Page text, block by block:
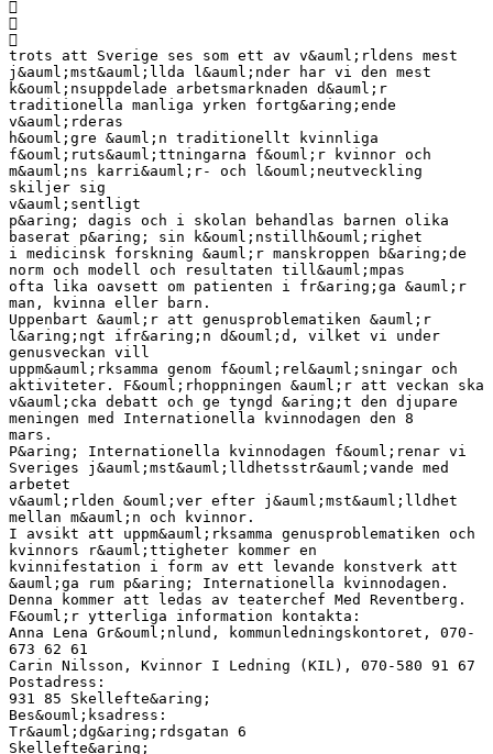



trots att Sverige ses som ett av v&auml;rldens mest
j&auml;mst&auml;llda l&auml;nder har vi den mest
k&ouml;nsuppdelade arbetsmarknaden d&auml;r
traditionella manliga yrken fortg&aring;ende
v&auml;rderas
h&ouml;gre &auml;n traditionellt kvinnliga
f&ouml;ruts&auml;ttningarna f&ouml;r kvinnor och
m&auml;ns karri&auml;r- och l&ouml;neutveckling
skiljer sig
v&auml;sentligt
p&aring; dagis och i skolan behandlas barnen olika
baserat p&aring; sin k&ouml;nstillh&ouml;righet
i medicinsk forskning &auml;r manskroppen b&aring;de
norm och modell och resultaten till&auml;mpas
ofta lika oavsett om patienten i fr&aring;ga &auml;r
man, kvinna eller barn.
Uppenbart &auml;r att genusproblematiken &auml;r
l&aring;ngt ifr&aring;n d&ouml;d, vilket vi under
genusveckan vill
uppm&auml;rksamma genom f&ouml;rel&auml;sningar och
aktiviteter. F&ouml;rhoppningen &auml;r att veckan ska
v&auml;cka debatt och ge tyngd &aring;t den djupare
meningen med Internationella kvinnodagen den 8
mars.
P&aring; Internationella kvinnodagen f&ouml;renar vi
Sveriges j&auml;mst&auml;lldhetsstr&auml;vande med
arbetet
v&auml;rlden &ouml;ver efter j&auml;mst&auml;lldhet
mellan m&auml;n och kvinnor.
I avsikt att uppm&auml;rksamma genusproblematiken och
kvinnors r&auml;ttigheter kommer en
kvinnifestation i form av ett levande konstverk att
&auml;ga rum p&aring; Internationella kvinnodagen.
Denna kommer att ledas av teaterchef Med Reventberg.
F&ouml;r ytterliga information kontakta:
Anna Lena Gr&ouml;nlund, kommunledningskontoret, 070-
673 62 61
Carin Nilsson, Kvinnor I Ledning (KIL), 070-580 91 67
Postadress:
931 85 Skellefte&aring;
Bes&ouml;ksadress:
Tr&auml;dg&aring;rdsgatan 6
Skellefte&aring;